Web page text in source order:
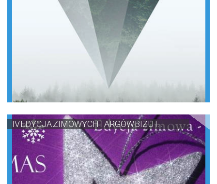
IV EDYCJA ZIMOWYCH TARGÓW BIŻUT...